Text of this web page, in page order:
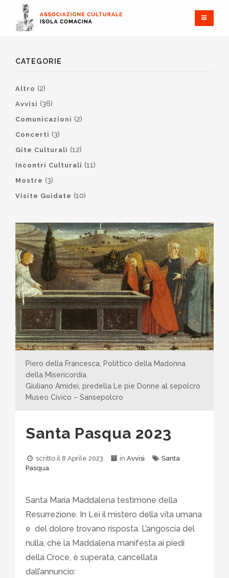
CATEGORIE
Altro (2)
Avvisi (36)
Comunicazioni (2)
Concerti (3)
Gite Culturali (12)
Incontri Culturali (11)
Mostre (3)
Visite Guidate (10)
Piero della Francesca, Polittico della Madonna
della Misericordia
Giuliano Amidei, predella Le pie Donne al sepolcro
Museo Civico – Sansepolcro
Santa Pasqua 2023
scritto il 8 Aprile 2023 inAvvisi
Santa
Pasqua
Santa Maria Maddalena testimone della
Resurrezione. In Lei il mistero della vita umana
e del dolore trovano risposta. L’angoscia del
nulla, che la Maddalena manifesta ai piedi
della Croce, è superata, cancellata
dall’annuncio: